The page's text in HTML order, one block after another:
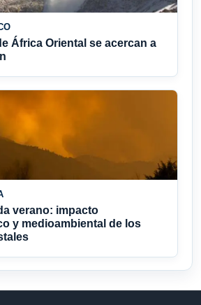
África Oriental se acercan a
verano: impacto
y medioambiental de los